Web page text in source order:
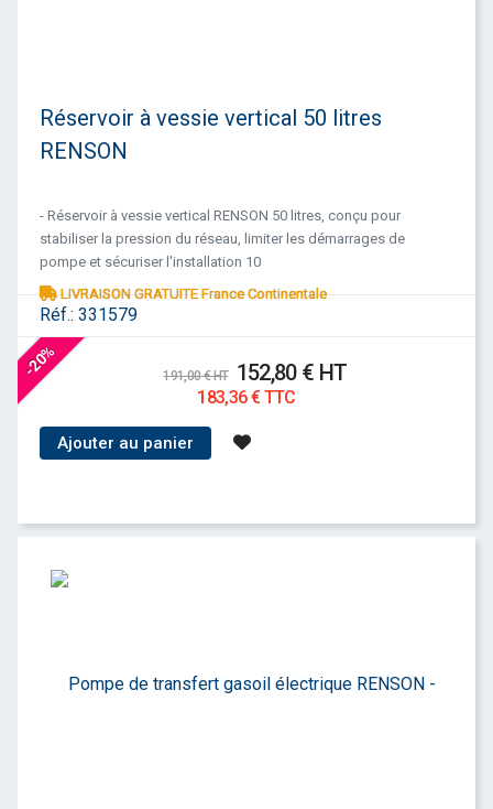
Réf.: 331579
Réservoir à vessie vertical 50 litres
RENSON
- Réservoir à vessie vertical RENSON 50 litres, conçu pour
stabiliser la pression du réseau, limiter les démarrages de
pompe et sécuriser l'installation 10
LIVRAISON GRATUITE France Continentale
-20% 191,00 € HT 152,80 € HT
183,36 € TTC
Ajouter au panier